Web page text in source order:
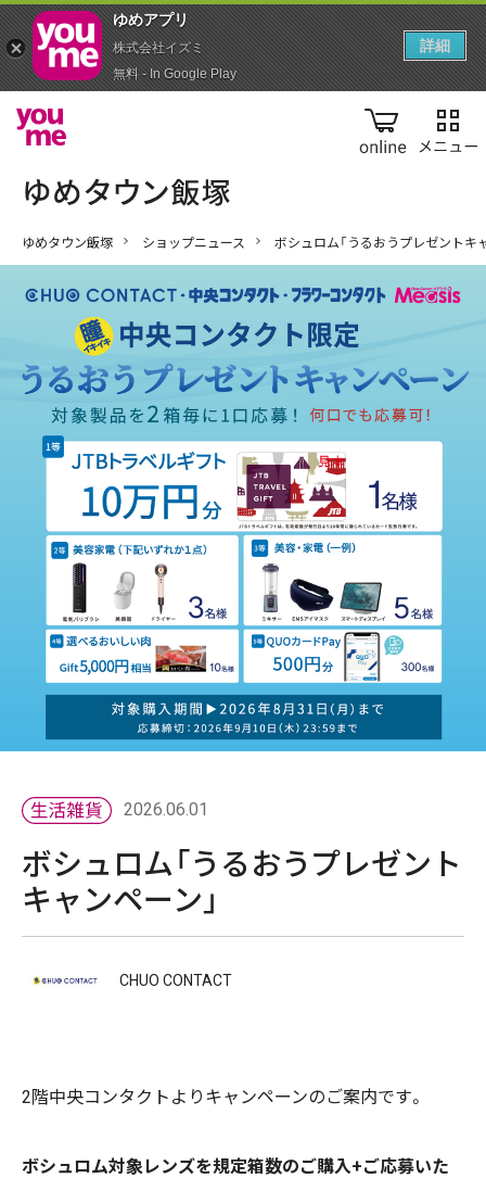
online
ゆめタウン飯塚 ショップニュース ボシュロム「うるおうプレゼントキ
2026.06.01
ボシュロム「うるおうプレゼント
キャンペーン」
CHUO CONTACT
2階中央コンタクトよりキャンペーンのご案内です。
ボシュロム対象レンズを規定箱数のご購入+ご応募いた
ゆめアプ‪リ‬
株式会社イズミ
無料 - In Google Play
詳細